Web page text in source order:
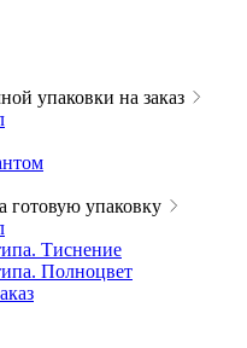
упаковки на заказ
готовую упаковку
Тиснение
Полноцвет